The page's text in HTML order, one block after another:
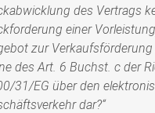
des Vertrags
einer
zur Verkaufsförderung
des Art. 6 Buchst. c der
31/EG über den
dar?“